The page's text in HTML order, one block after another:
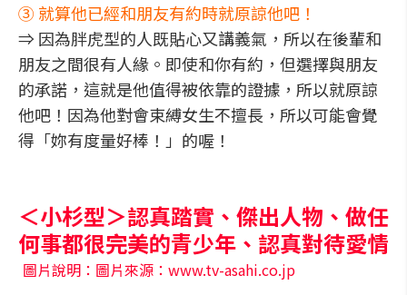
③ 就算他已經和朋友有約時就原諒他吧！
⇒ 因為胖虎型的人既貼心又講義氣，所以在後輩和
朋友之間很有人緣。即使和你有約，但選擇與朋友
的承諾，這就是他值得被依靠的證據，所以就原諒
他吧！因為他對會束縛女生不擅長，所以可能會覺
得「妳有度量好棒！」的喔！
＜小杉型＞認真踏實、傑出人物、做任
何事都很完美的青少年、認真對待愛情
圖片說明：圖片來源：www.tv-asahi.co.jp